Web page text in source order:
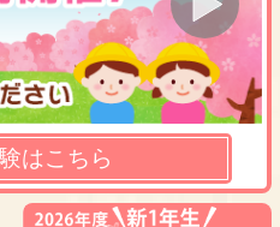
はこちら